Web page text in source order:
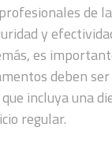
de
y
es
deben
incluya una
regular.